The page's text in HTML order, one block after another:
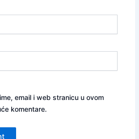
email i web stranicu u ovom
komentare.